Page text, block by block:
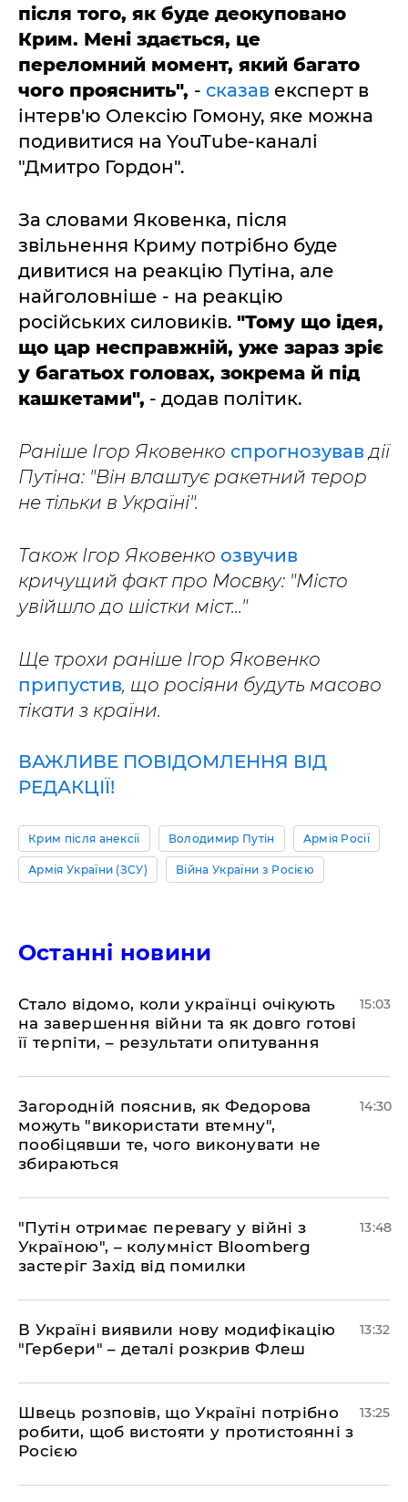
після того, як буде деокуповано
Крим. Мені здається, це
переломний момент, який багато
чого прояснить", - сказав експерт в
інтерв'ю Олексію Гомону, яке можна
подивитися на YouTube-каналі
"Дмитро Гордон".
За словами Яковенка, після
звільнення Криму потрібно буде
дивитися на реакцію Путіна, але
найголовніше - на реакцію
російських силовиків. "Тому що ідея,
що цар несправжній, уже зараз зріє
у багатьох головах, зокрема й під
кашкетами", - додав політик.
Раніше Ігор Яковенко спрогнозувавдії
Путіна: "Він влаштує ракетний терор
не тільки в Україні".
Також Ігор Яковенко озвучив
кричущий факт про Мосвку: "Місто
увійшло до шістки міст..."
Ще трохи раніше Ігор Яковенко
припустив, що росіяни будуть масово
тікати з країни.
ВАЖЛИВЕ ПОВІДОМЛЕННЯ ВІД
РЕДАКЦІЇ!
Крим після анексії Володимир Путін Армія Росії
Армія України (ЗСУ) Війна України з Росією
Останні новини
Стало відомо, коли українці очікують
на завершення війни та як довго готові
її терпіти, – результати опитування
15:03
Загородній пояснив, як Федорова
можуть "використати втемну",
пообіцявши те, чого виконувати не
збираються
14:30
"Путін отримає перевагу у війні з
Україною", – колумніст Bloomberg
застеріг Захід від помилки
13:48
В Україні виявили нову модифікацію
"Гербери" – деталі розкрив Флеш
13:32
Швець розповів, що Україні потрібно
робити, щоб вистояти у протистоянні з
Росією
13:25